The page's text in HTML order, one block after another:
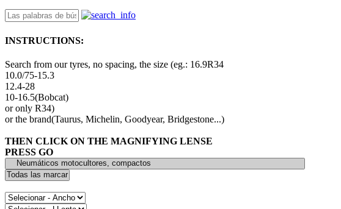
INSTRUCTIONS:
Search from our tyres, no spacing, the size (eg.: 16.9R34
10.0/75-15.3
12.4-28
10-16.5(Bobcat)
or only R34)
or the brand(Taurus, Michelin, Goodyear, Bridgestone...)
THEN CLICK ON THE MAGNIFYING LENSE
PRESS GO